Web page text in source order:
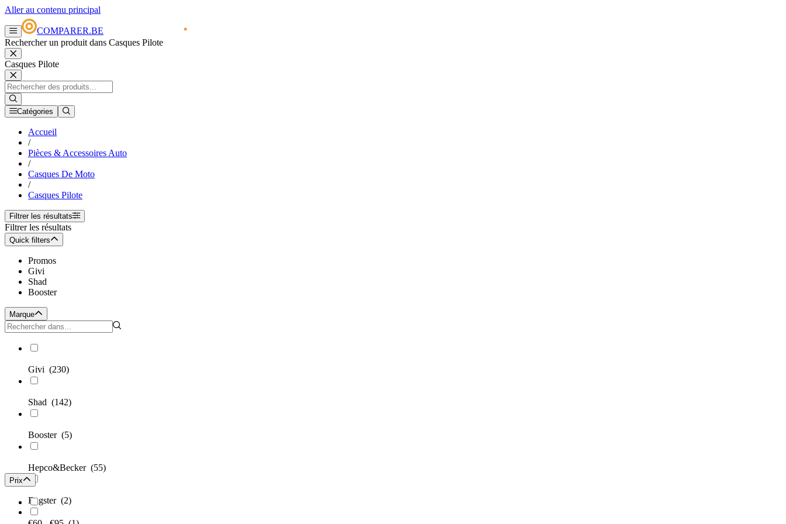
Aller au contenu principal
COMPARER.BE
Rechercher un produit dans Casques Pilote
Casques Pilote
Catégories
Accueil
/
Pièces & Accessoires Auto
/
Casques De Moto
/
Casques Pilote
Filtrer les résultats
Filtrer les résultats
Quick filters
Promos
Givi
Shad
Booster
Marque
Givi (230)
Shad (142)
Booster (5)
Hepco&Becker (55)
Bagster (2)
Prix